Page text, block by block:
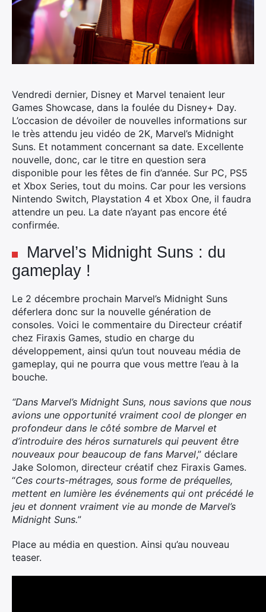
Vendredi dernier, Disney et Marvel tenaient leur
Games Showcase, dans la foulée du Disney+ Day.
L’occasion de dévoiler de nouvelles informations sur
le très attendu jeu vidéo de 2K, Marvel’s Midnight
Suns. Et notamment concernant sa date. Excellente
nouvelle, donc, car le titre en question sera
disponible pour les fêtes de fin d’année. Sur PC, PS5
et Xbox Series, tout du moins. Car pour les versions
Nintendo Switch, Playstation 4 et Xbox One, il faudra
attendre un peu. La date n’ayant pas encore été
confirmée.
Marvel’s Midnight Suns : du
gameplay !
Le 2 décembre prochain Marvel’s Midnight Suns
déferlera donc sur la nouvelle génération de
consoles. Voici le commentaire du Directeur créatif
chez Firaxis Games, studio en charge du
développement, ainsi qu’un tout nouveau média de
gameplay, qui ne pourra que vous mettre l’eau à la
bouche.
“Dans Marvel’s Midnight Suns, nous savions que nous
avions une opportunité vraiment cool de plonger en
profondeur dans le côté sombre de Marvel et
d’introduire des héros surnaturels qui peuvent être
nouveaux pour beaucoup de fans Marvel,” déclare
Jake Solomon, directeur créatif chez Firaxis Games.
“Ces courts-métrages, sous forme de préquelles,
mettent en lumière les événements qui ont précédé le
jeu et donnent vraiment vie au monde de Marvel’s
Midnight Suns.”
Place au média en question. Ainsi qu’au nouveau
teaser.